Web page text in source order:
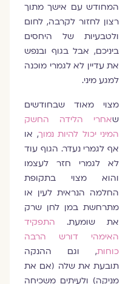
המחודש עם אישך מתוך
רצון לחזור לקרבה, לחום
ולטבעיות של היחסים
ביניכם, אבל בגוף ובנפש
את עדיין לא לגמרי מוכנה
למגע מיני.
מצוי מאוד שבחודשים
שאחרי הלידה החשק
המיני יכול להיות נמוך, או
אף לגמרי נעדר. הגוף עוד
לא לגמרי חזר לעצמו
והוא מצוי בתקופת
החלמה הנראית לעין או
מתרחשת במן לחן שרק
את שומעת.
התפקיד
האימהי דורש הרבה
כוחות, וגם ההנקה
תובעת את שלה (אם את
מניקה) ולעיתים משכיחה